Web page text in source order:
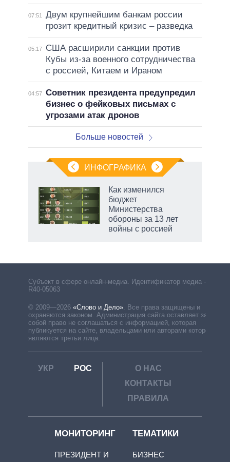
07:51
Двум крупнейшим банкам россии
грозит кредитный кризис – разведка
05:17
США расширили санкции против
Кубы из-за военного сотрудничества
с россией, Китаем и Ираном
04:57 Советник президента предупредил
бизнес о фейковых письмах с
угрозами атак дронов
Больше новостей
ИНФОГРАФИКА
Как изменился
бюджет
Министерства
обороны за 13 лет
войны с россией
Субъект в сфере онлайн-медиа. Идентификатор медиа –
R40-05063
© 2009—2026 «Слово и Дело» Все права защищены и
охраняются законом. Администрация сайта оставляет за
собой право не соглашаться с информацией, которая
публикуется на сайте, владельцами или авторами которой
являются третьи лица.
УКР РОС
О НАС
КОНТАКТЫ
ПРАВИЛА
МОНИТОРИНГ
ПРЕЗИДЕНТ И
ТЕМАТИКИ
БИЗНЕС